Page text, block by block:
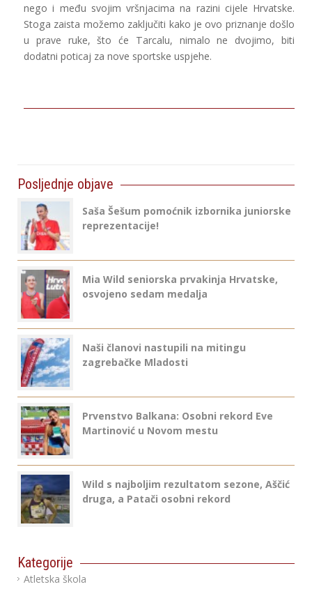
nego i među svojim vršnjacima na razini cijele Hrvatske.
Stoga zaista možemo zaključiti kako je ovo priznanje došlo
u prave ruke, što će Tarcalu, nimalo ne dvojimo, biti
dodatni poticaj za nove sportske uspjehe.
Posljednje objave
Saša Šešum pomoćnik izbornika juniorske
reprezentacije!
Mia Wild seniorska prvakinja Hrvatske,
osvojeno sedam medalja
Naši članovi nastupili na mitingu
zagrebačke Mladosti
Prvenstvo Balkana: Osobni rekord Eve
Martinović u Novom mestu
Wild s najboljim rezultatom sezone, Aščić
druga, a Patači osobni rekord
Kategorije
Atletska škola